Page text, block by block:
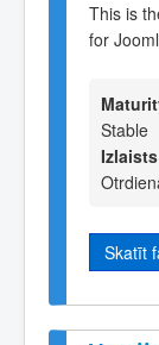
This is
for
Stable
Izlaists
Skatīt